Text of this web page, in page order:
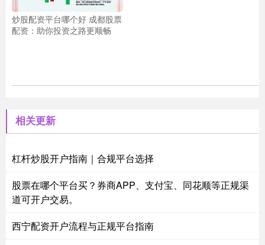
炒股配资平台哪个好 成都股票
配资：助你投资之路更顺畅
相关更新
杠杆炒股开户指南｜合规平台选择
股票在哪个平台买？券商APP、支付宝、同花顺等正规渠
道可开户交易。
西宁配资开户流程与正规平台指南